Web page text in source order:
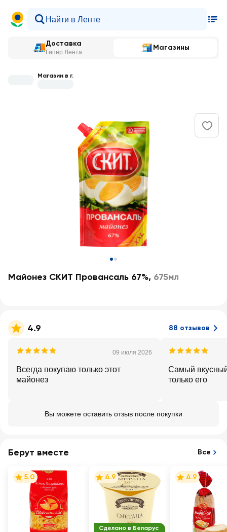
Доставка
Гипер Лента
Магазины
Магазин в г.
Майонез СКИТ Провансаль 67%, 675мл
4.9 88 отзывов
09 июля 2026
Всегда покупаю только этот
майонез
Самый
только его
Вы можете оставить отзыв после покупки
Берут вместе Все
5.0
Сделано в Беларус
4.9 4.9